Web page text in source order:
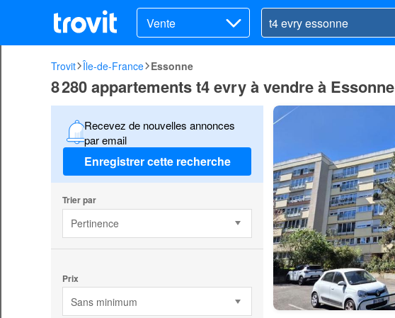
Vente
Trovit Île-de-France Essonne
8 280 appartements t4 evry à vendre à Essonne
Recevez de nouvelles annonces
par email
Enregistrer cette recherche
Trier par
Pertinence
Prix
Sans minimum